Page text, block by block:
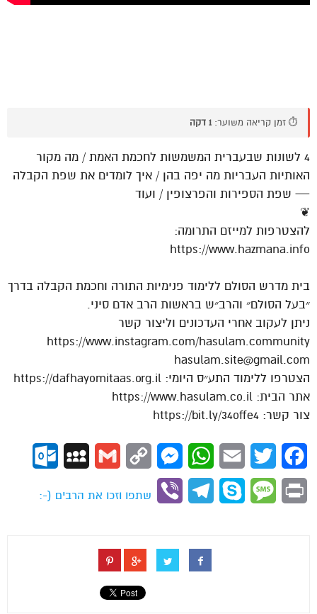
⏱️ זמן קריאה משוער: 1 דקה
4 לשונות שבעברית המשמשות לחכמת האמת / מה מקור
האותיות העבריות מה יפה בהן / איך לומדים את שפת הקבלה
— שפת הספירות והפרצופין / ועוד
❦
להצטרפות למייזם התרומה:
https://www.hazmana.info
בית מדרש הסולם ללימוד פנימיות התורה וחכמת הקבלה בדרך
״בעל הסולם״ והרב״ש בראשות הרב אדם סיני.
ניתן לעקוב אחרי העדכונים וליצור קשר
https://www.instagram.com/hasulam.community
hasulam.site@gmail.com
הצטרפו ללימוד התע״ס היומי: https://dafhayomitaas.org.il
אתר הבית: https://www.hasulam.co.il
צור קשר: https://bit.ly/34offe4
Facebook
Twitter
Email
WhatsApp
Messenger
Copy
Gmail
MySpace
Print
Message
Skype
Telegram
Viber
שתפו וזכו את הרבים (-: